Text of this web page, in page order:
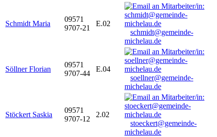
Schmidt Maria
09571
9707-21
E.02
schmidt@gemeinde-
michelau.de
Söllner Florian
09571
9707-44
E.04
soellner@gemeinde-
michelau.de
Stöckert Saskia
09571
9707-12
2.02
stoeckert@gemeinde-
michelau.de